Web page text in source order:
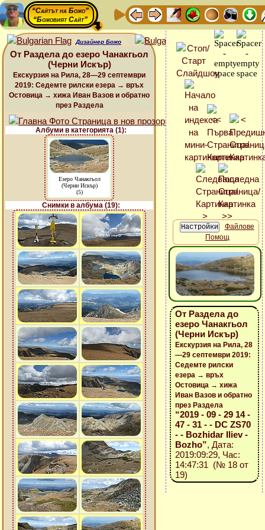
“Сайтът на Божо”
“Божовият Сайт”
Дизайнер Божо
От Раздела до езеро Чанакгьол
(Черни Искър)
Екскурзия на Рила, 28—29 септември
2019: Седемте рилски езера → връх
Остовица → хижа Иван Вазов и обратно
през Раздела
Албуми в категорията (1):
Езеро Чанакгьол
(Черни Искър)
(5)
Снимки в албума (19):
Файлове
Помощ
От Раздела до
езеро Чанакгьол
(Черни Искър)
Екскурзия на Рила, 28
—29 септември 2019:
Седемте рилски
езера → връх
Остовица → хижа
Иван Вазов и обратно
през Раздела
“2019 - 09 - 29 14 -
47 - 31 - - DC ZS70
- - Bozhidar Iliev -
Bozho”, Дата:
2019:09:29, Час:
14:47:31 (№ 18 от
19)